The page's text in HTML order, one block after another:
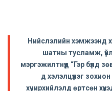
Нийслэлийн хэмжээнд
шатны тусламж,
мэргэжилтнүүд “Гэр бүлд
д хэлэлцүүлэг
хүчирхийлэлд өртсөн